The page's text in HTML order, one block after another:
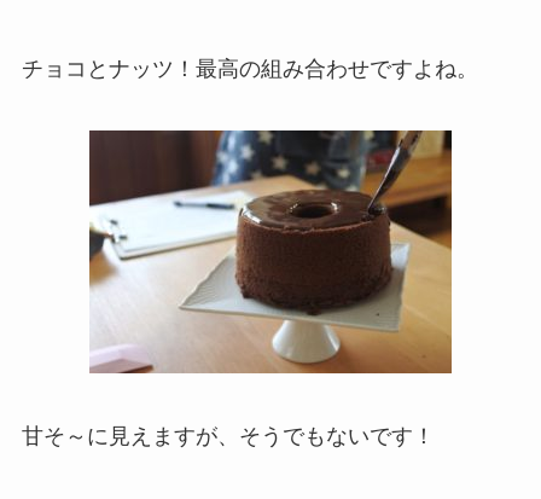
チョコとナッツ！最高の組み合わせですよね。
甘そ～に見えますが、そうでもないです！